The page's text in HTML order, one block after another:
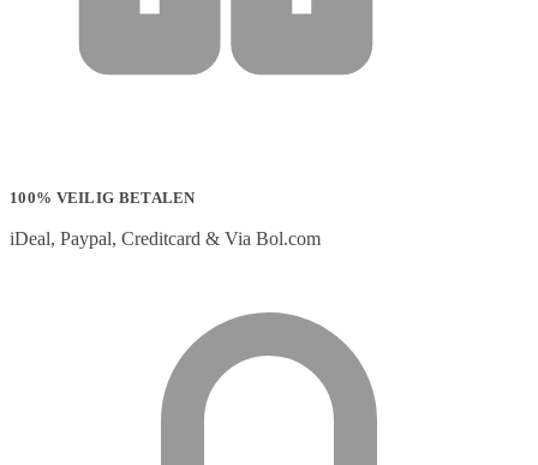
100% VEILIG BETALEN
iDeal, Paypal, Creditcard & Via Bol.com